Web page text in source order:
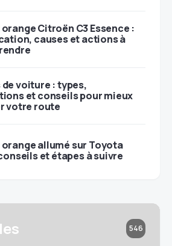
Citroën C3 Essence :
causes et actions à
de voiture : types,
et conseils pour mieux
votre route
allumé sur Toyota
et étapes à suivre
546